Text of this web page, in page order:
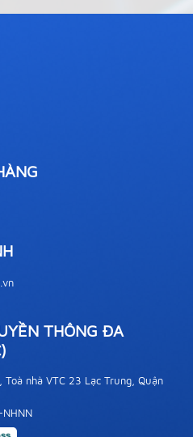
THÔNG ĐA
nhà VTC 23 Lạc Trung, Quận